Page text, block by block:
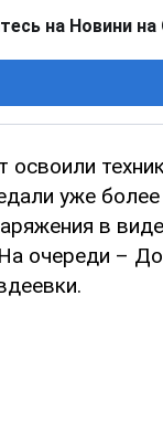
на Новини на
уже
в
очереди –